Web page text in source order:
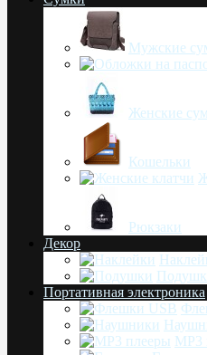
Мужские
Женские
Кошельки
Рюкзаки
Декор
Портативная электроника
MP3